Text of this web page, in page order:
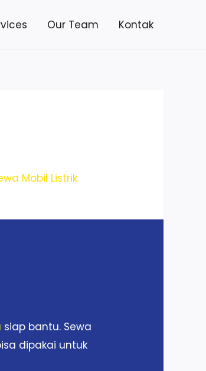
Our Team Kontak
Mobil Listrik
siap bantu. Sewa
dipakai untuk